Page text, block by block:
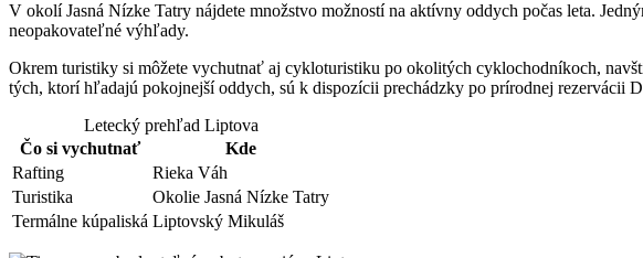
V okolí Jasná Nízke Tatry nájdete množstvo možností na aktívny oddych počas leta.
neopakovateľné výhľady.
Okrem turistiky si môžete vychutnať aj cykloturistiku po okolitých cyklochodníkoch,
tých, ktorí hľadajú pokojnejší oddych, sú k dispozícii prechádzky po prírodnej rezervácii
Letecký prehľad Liptova
Čo si vychutnať
Kde
Rafting
Rieka Váh
Turistika
Okolie Jasná Nízke Tatry
Termálne kúpaliská Liptovský Mikuláš